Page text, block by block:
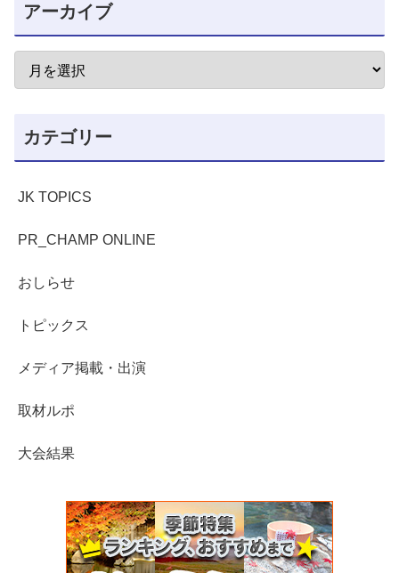
アーカイブ
カテゴリー
JK TOPICS
PR_CHAMP ONLINE
おしらせ
トピックス
メディア掲載・出演
取材ルポ
大会結果